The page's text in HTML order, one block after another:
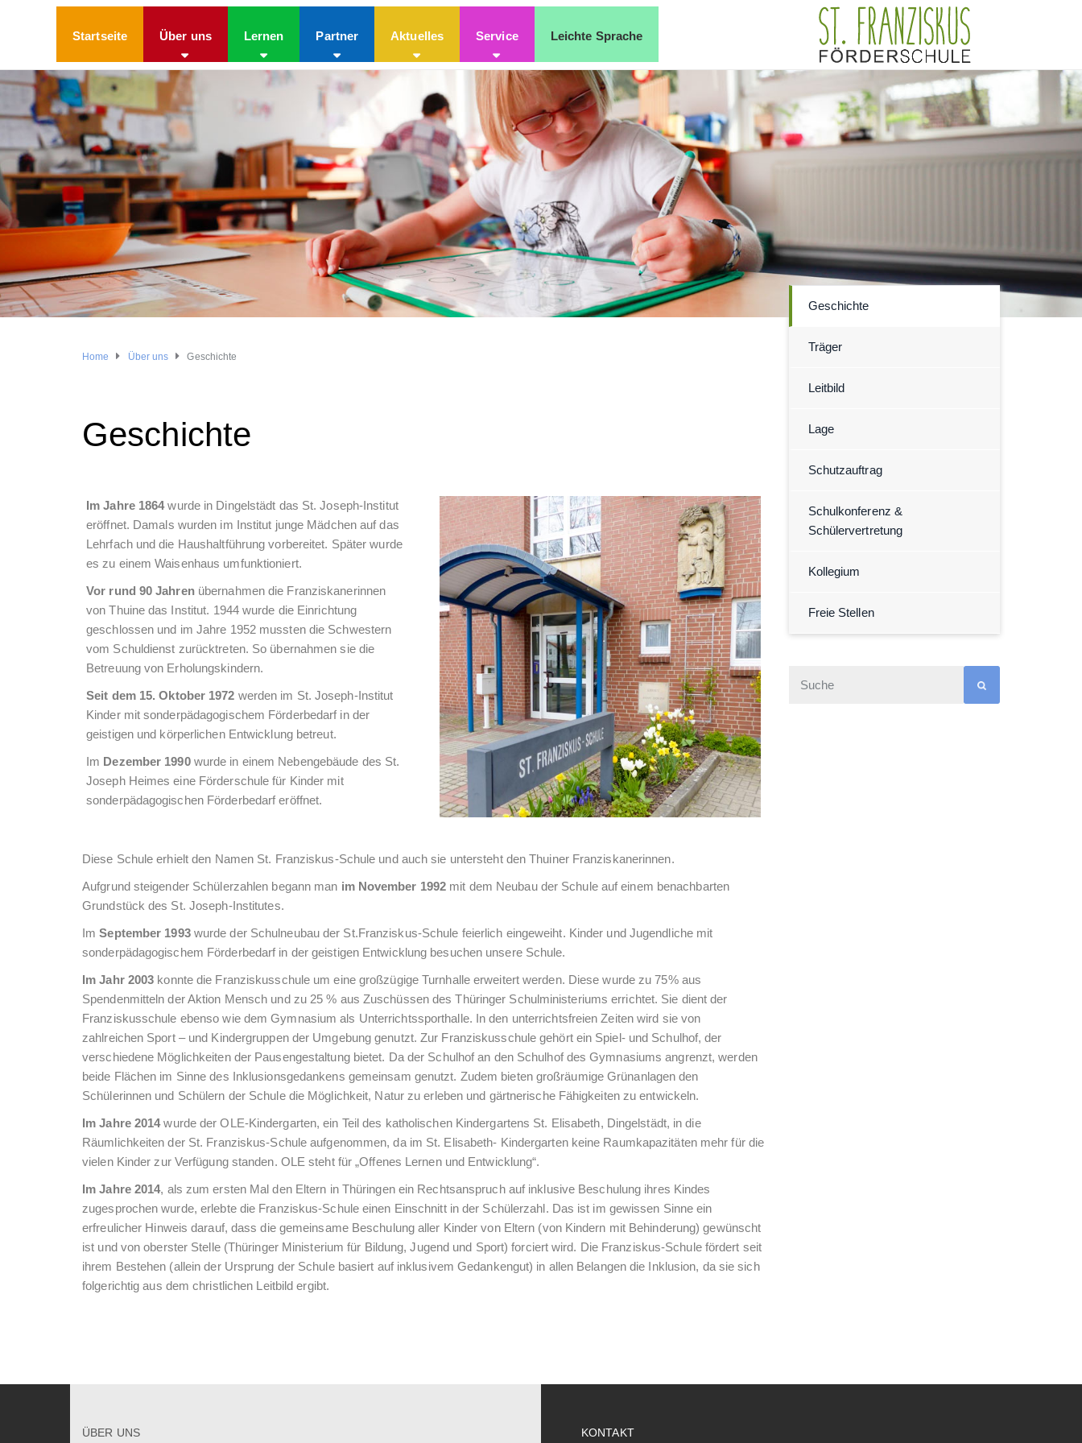
Startseite Über uns Lernen Partner Aktuelles Service Leichte Sprache
Home Über uns Geschichte
Geschichte
Im Jahre 1864wurde in Dingelstädt das St. Joseph-Institut
eröffnet. Damals wurden im Institut junge Mädchen auf das
Lehrfach und die Haushaltführung vorbereitet. Später wurde
es zu einem Waisenhaus umfunktioniert.
Vor rund 90 Jahrenübernahmen die Franziskanerinnen
von Thuine das Institut. 1944 wurde die Einrichtung
geschlossen und im Jahre 1952 mussten die Schwestern
vom Schuldienst zurücktreten. So übernahmen sie die
Betreuung von Erholungskindern.
Seit dem 15. Oktober 1972 werden im St. Joseph-Institut
Kinder mit sonderpädagogischem Förderbedarf in der
geistigen und körperlichen Entwicklung betreut.
Im Dezember 1990wurde in einem Nebengebäude des St.
Joseph Heimes eine Förderschule für Kinder mit
sonderpädagogischen Förderbedarf eröffnet.
Diese Schule erhielt den Namen St. Franziskus-Schule und auch sie untersteht den Thuiner Franziskanerinnen.
Aufgrund steigender Schülerzahlen begann man im November 1992 mit dem Neubau der Schule auf einem benachbarten
Grundstück des St. Joseph-Institutes.
ImSeptember 1993wurde der Schulneubau der St.Franziskus-Schule feierlich eingeweiht. Kinder und Jugendliche mit
sonderpädagogischem Förderbedarf in der geistigen Entwicklung besuchen unsere Schule.
Im Jahr 2003 konnte die Franziskusschule um eine großzügige Turnhalle erweitert werden. Diese wurde zu 75% aus
Spendenmitteln der Aktion Mensch und zu 25 % aus Zuschüssen des Thüringer Schulministeriums errichtet. Sie dient der
Franziskusschule ebenso wie dem Gymnasium als Unterrichtssporthalle. In den unterrichtsfreien Zeiten wird sie von
zahlreichen Sport – und Kindergruppen der Umgebung genutzt. Zur Franziskusschule gehört ein Spiel- und Schulhof, der
verschiedene Möglichkeiten der Pausengestaltung bietet. Da der Schulhof an den Schulhof des Gymnasiums angrenzt, werden
beide Flächen im Sinne des Inklusionsgedankens gemeinsam genutzt. Zudem bieten großräumige Grünanlagen den
Schülerinnen und Schülern der Schule die Möglichkeit, Natur zu erleben und gärtnerische Fähigkeiten zu entwickeln.
Im Jahre 2014wurde der OLE-Kindergarten, ein Teil des katholischen Kindergartens St. Elisabeth, Dingelstädt, in die
Räumlichkeiten der St. Franziskus-Schule aufgenommen, da im St. Elisabeth- Kindergarten keine Raumkapazitäten mehr für die
vielen Kinder zur Verfügung standen. OLE steht für „Offenes Lernen und Entwicklung“.
Im Jahre 2014, als zum ersten Mal den Eltern in Thüringen ein Rechtsanspruch auf inklusive Beschulung ihres Kindes
zugesprochen wurde, erlebte die Franziskus-Schule einen Einschnitt in der Schülerzahl. Das ist im gewissen Sinne ein
erfreulicher Hinweis darauf, dass die gemeinsame Beschulung aller Kinder von Eltern (von Kindern mit Behinderung) gewünscht
ist und von oberster Stelle (Thüringer Ministerium für Bildung, Jugend und Sport) forciert wird. Die Franziskus-Schule fördert seit
ihrem Bestehen (allein der Ursprung der Schule basiert auf inklusivem Gedankengut) in allen Belangen die Inklusion, da sie sich
folgerichtig aus dem christlichen Leitbild ergibt.
Geschichte
Träger
Leitbild
Lage
Schutzauftrag
Schulkonferenz &
Schülervertretung
Kollegium
Freie Stellen
ÜBER UNS KONTAKT